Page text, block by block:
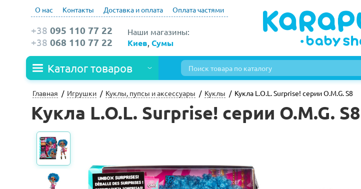
О нас Контакты Доставка и оплата Оплата частями
Наши магазины:
Киев Сумы
+38 095 110 77 22
+38 068 110 77 22
Каталог товаров
Главная Игрушки Куклы, пупсы и аксессуары Куклы Кукла L.O.L. Surprise! серии O.M.G. S8
Кукла L.O.L. Surprise! серии O.M.G.